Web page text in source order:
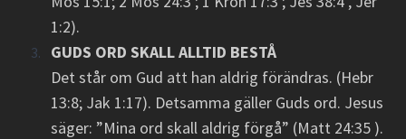
1:2).
GUDS ORD SKALL ALLTID BESTÅ
Det står om Gud att han aldrig förändras. (Hebr
13:8; Jak 1:17). Detsamma gäller Guds ord. Jesus
säger: ”Mina ord skall aldrig förgå” (Matt 24:35 ).